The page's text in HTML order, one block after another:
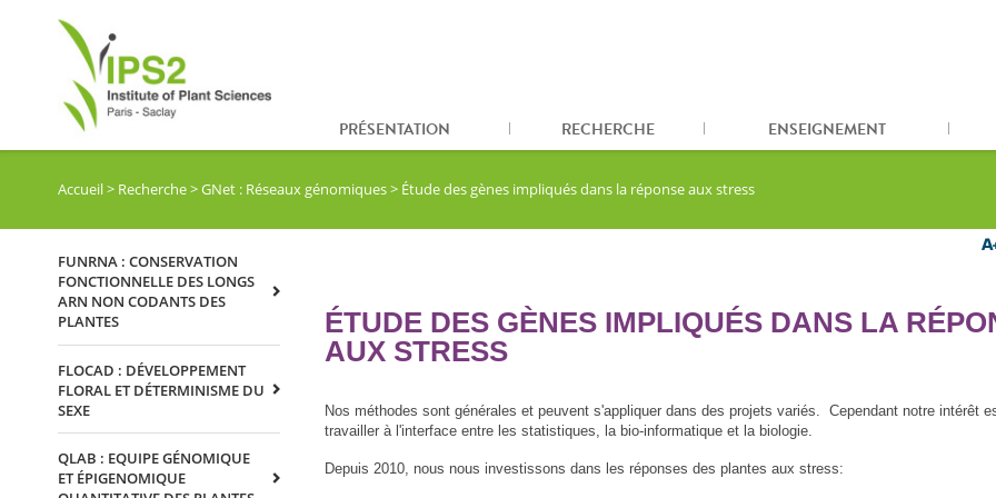
PRÉSENTATION RECHERCHE ENSEIGNEMENT
Accueil> Recherche>GNet : Réseaux génomiques> Étude des gènes impliqués dans la réponse aux stress
ÉTUDE DES GÈNES IMPLIQUÉS DANS LA
AUX STRESS
Nos méthodes sont générales et peuvent s'appliquer dans des projets variés. Cependant notre intérêt
travailler à l'interface entre les statistiques, la bio-informatique et la biologie.
Depuis 2010, nous nous investissons dans les réponses des plantes aux stress:
FUNRNA : CONSERVATION
FONCTIONNELLE DES LONGS
ARN NON CODANTS DES
PLANTES
FLOCAD : DÉVELOPPEMENT
FLORAL ET DÉTERMINISME DU
SEXE
QLAB : EQUIPE GÉNOMIQUE
ET ÉPIGENOMIQUE